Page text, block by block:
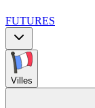
FUTURES
Villes